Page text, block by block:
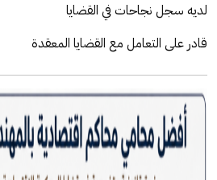
لديه سجل نجاحات في القضايا
قادر على التعامل مع القضايا المعقدة